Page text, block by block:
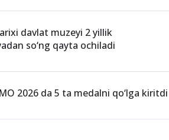
davlat muzeyi 2 yillik